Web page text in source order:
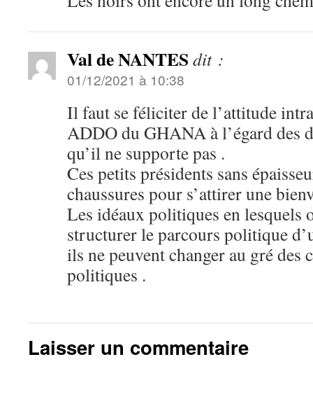
Val de NANTES dit :
01/12/2021 à 10:38
Il faut se féliciter de l’attitude
ADDO du GHANA à l’égard des
qu’il ne supporte pas .
Ces petits présidents sans
chaussures pour s’attirer une
Les idéaux politiques en lesquels
structurer le parcours politique
ils ne peuvent changer au gré des
politiques .
Laisser un commentaire